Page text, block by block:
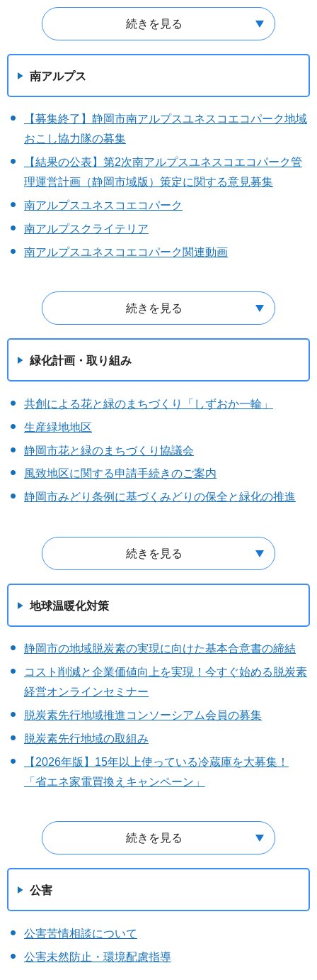
続きを見る
南アルプス
【募集終了】静岡市南アルプスユネスコエコパーク地域
おこし協力隊の募集
【結果の公表】第2次南アルプスユネスコエコパーク管
理運営計画（静岡市域版）策定に関する意見募集
南アルプスユネスコエコパーク
南アルプスクライテリア
南アルプスユネスコエコパーク関連動画
続きを見る
緑化計画・取り組み
共創による花と緑のまちづくり「しずおか一輪」
生産緑地地区
静岡市花と緑のまちづくり協議会
風致地区に関する申請手続きのご案内
静岡市みどり条例に基づくみどりの保全と緑化の推進
続きを見る
地球温暖化対策
静岡市の地域脱炭素の実現に向けた基本合意書の締結
コスト削減と企業価値向上を実現！今すぐ始める脱炭素
経営オンラインセミナー
脱炭素先行地域推進コンソーシアム会員の募集
脱炭素先行地域の取組み
【2026年版】15年以上使っている冷蔵庫を大募集！
「省エネ家電買換えキャンペーン」
続きを見る
公害
公害苦情相談について
公害未然防止・環境配慮指導